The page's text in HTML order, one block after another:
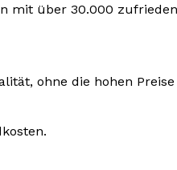
mit über 30.000
ohne die hohen